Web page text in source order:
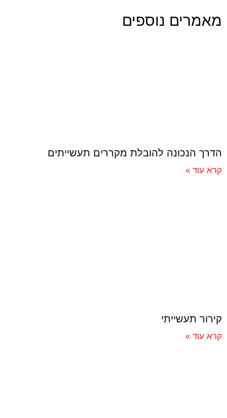
מאמרים נוספים
הדרך הנכונה להובלת מקררים תעשייתים
קרא עוד »
קירור תעשייתי
קרא עוד »